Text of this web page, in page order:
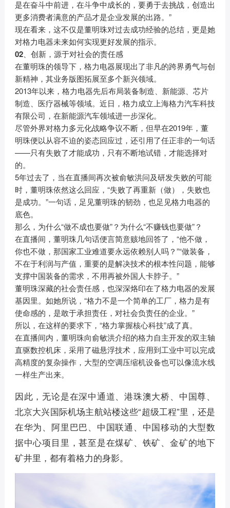
是在奋斗中前进，在斗争中成长的，要勇于去挑战，创造出
更多消费者满意的产品才是企业发展的出路。”
现在看来，这不仅是董明珠对过去成功经验的总结，更是她
对格力电器未来如何实现更好发展的指示。
02、 创新，源于对社会的责任感
在董明珠的领导下，格力电器展现出了非凡的跨界勇气与创
新精神，其业务版图拓展至多个新兴领域。
2013年以来，格力电器先后布局装备制造、新能源、芯片
制造、医疗器械等领域。近日，格力成立上海格力汽车科技
有限公司，在新能源汽车领域进一步深化。
尽管外界对格力多元化战略争议不断，但早在2019年，董
明珠便以从容不迫的姿态回应过，还引用了任正非的一句话
——只有失败了才能成功，只有不断地试错，才能选择对
的。
5年过去了，当在直播间再次被俞敏洪问及研发失败的可能
时，董明珠依然这么回应，“失败了再重新（做），失败也
是成功。”一句话，足见董明珠的韧劲，也足见格力电器的
底色。
那么，为什么“做不成也要做”？为什么“不赚钱也要做”？
在直播间，董明珠几句话便言简意赅地回答了，“他不做，
你也不做，那国家工业难道要永远依赖别人吗？”“做装备，
不在于利润与产值，重要的是解决技术的根本性问题，能够
支撑中国装备的需求，不用再被外国人卡脖子。”
董明珠深藏的社会责任感，也深深烙印在了格力电器的发展
基因里。如她所说，“格力不是一个简单的工厂，格力是有
使命感的，是敢于承担责任，对社会负责任的企业。”
所以，在这样的要求下，“格力掌握核心科技”成了真。
在直播间内，董明珠向俞敏洪介绍的格力自主开发的双主轴
直驱数控机床，采用了磁悬浮技术，应用到工业中可以完成
高精度的复杂操作，大型的空调压缩机设备也可以像流水线
一样生产出来。
因此，无论是在深中通道、港珠澳大桥、中国尊、
北京大兴国际机场主航站楼这些“超级工程”里，还是
在华为、阿里巴巴、中国联通、中国移动的大型数
据中心项目里，甚至是在煤矿、铁矿、金矿的地下
矿井里，都有着格力的身影。